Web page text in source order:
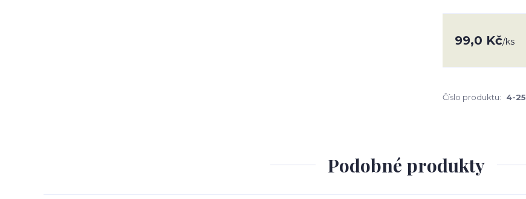
99,0 Kč/ks
Číslo produktu: 4-25
Podobné produkty